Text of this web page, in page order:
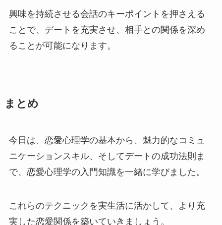
興味を持続させる会話のキーポイントを押さえる
ことで、デートを充実させ、相手との関係を深め
ることが可能になります。
まとめ
今日は、恋愛心理学の基本から、魅力的なコミュ
ニケーションスキル、そしてデートの成功法則ま
で、恋愛心理学の入門知識を一緒に学びました。
これらのテクニックを実生活に活かして、より充
実した恋愛関係を築いていきましょう。